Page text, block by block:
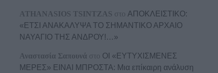
ATHANASIOS TSINTZAS στο ΑΠΟΚΛΕΙΣΤΙΚΟ:
«ΕΤΣΙ ΑΝΑΚΑΛΥΨΑ ΤΟ ΣΗΜΑΝΤΙΚΟ ΑΡΧΑΙΟ
ΝΑΥΑΓΙΟ ΤΗΣ ΑΝΔΡΟΥ!…»
Αναστασία Σαπουνά στο ΟΙ «ΕΥΤΥΧΙΣΜΕΝΕΣ
ΜΕΡΕΣ» ΕΙΝΑΙ ΜΠΡΟΣΤΑ: Μια επίκαιρη ανάλυση